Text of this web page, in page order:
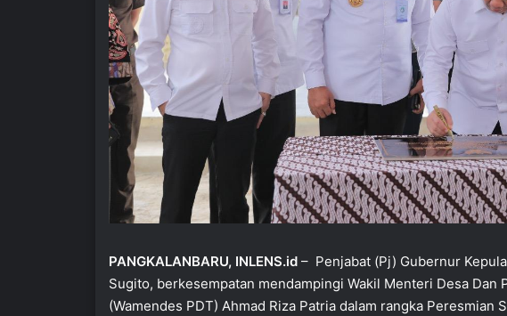
PANGKALANBARU, INLENS.id – Penjabat (Pj) Gubernur
Sugito, berkesempatan mendampingi Wakil Menteri Desa Dan
(Wamendes PDT) Ahmad Riza Patria dalam rangka Peresmian